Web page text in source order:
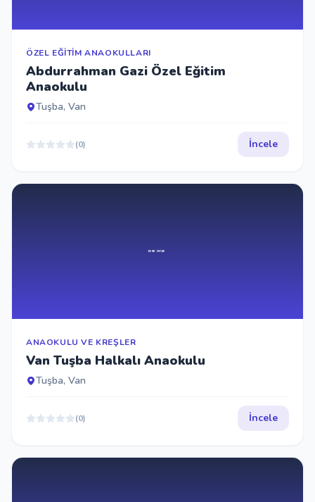
ÖZEL EĞITIM ANAOKULLARI
Abdurrahman Gazi Özel Eğitim
Anaokulu
Tuşba, Van
(0) İncele
ANAOKULU VE KREŞLER
Van Tuşba Halkalı Anaokulu
Tuşba, Van
(0) İncele